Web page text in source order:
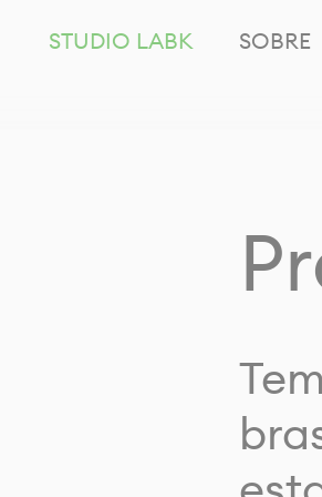
STUDIO LABK SOBRE